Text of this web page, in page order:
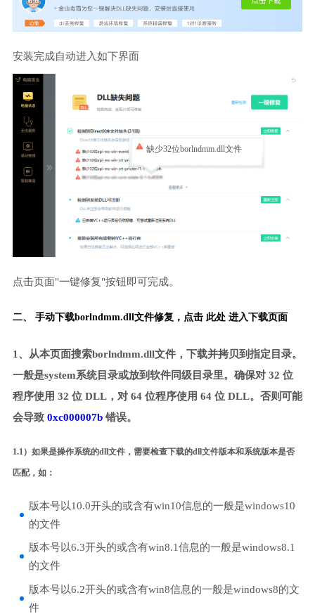
安装完成自动进入如下界面
缺少32位borlndmm.dll文件
点击页面"一键修复"按钮即可完成。
二、 手动下载borlndmm.dll文件修复， 点击 此处 进入下载页面
1、从本页面搜索borlndmm.dll文件，下载并拷贝到指定目录。
一般是system系统目录或放到软件同级目录里。确保对 32 位
程序使用 32 位 DLL，对 64 位程序使用 64 位 DLL。否则可能
会导致 0xc000007b错误。
1.1）如果是操作系统的dll文件，需要检查下载的dll文件版本和系统版本是否
匹配，如：
版本号以10.0开头的或含有win10信息的一般是windows10
的文件
版本号以6.3开头的或含有win8.1信息的一般是windows8.1
的文件
版本号以6.2开头的或含有win8信息的一般是windows8的文
件